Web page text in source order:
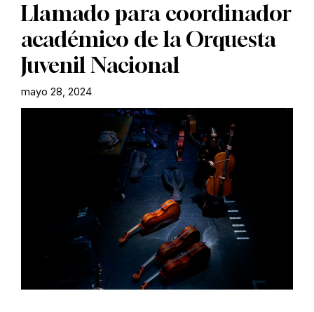
Llamado para coordinador
académico de la Orquesta
Juvenil Nacional
mayo 28, 2024